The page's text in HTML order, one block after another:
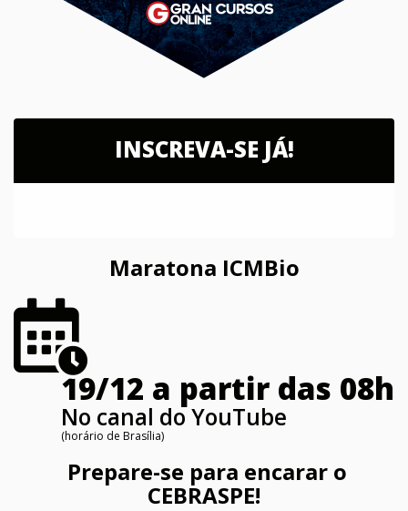
INSCREVA-SE JÁ!
Maratona ICMBio
19/12 a partir das 08h
No canal do YouTube
(horário de Brasília)
Prepare-se para encarar o
CEBRASPE!